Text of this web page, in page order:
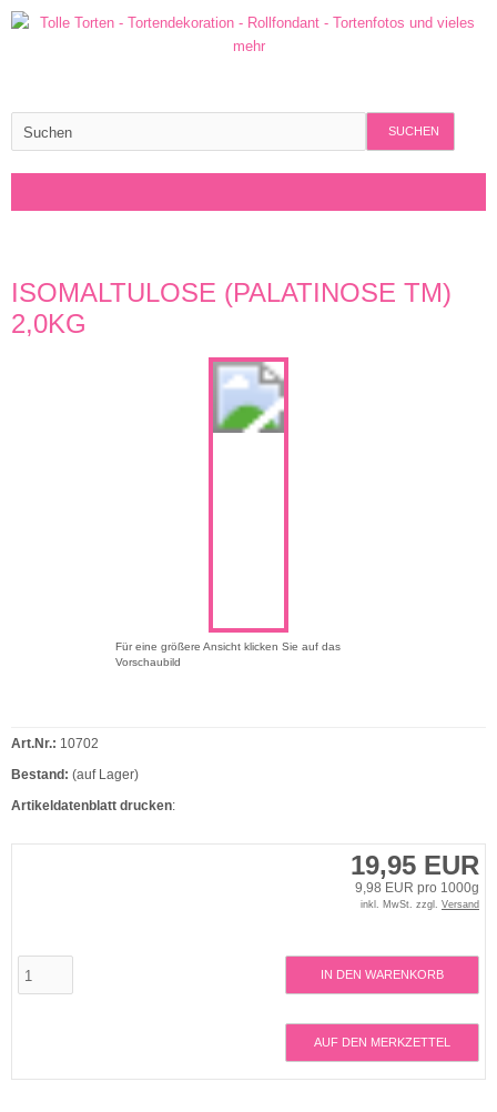
SUCHEN
ISOMALTULOSE (PALATINOSE TM)
2,0KG
Für eine größere Ansicht klicken Sie auf das
Vorschaubild
19,95 EUR
9,98 EUR pro 1000g
inkl. MwSt. zzgl. Versand
IN DEN WARENKORB
AUF DEN MERKZETTEL
Art.Nr.: 10702
Bestand: (auf Lager)
Artikeldatenblatt drucken: